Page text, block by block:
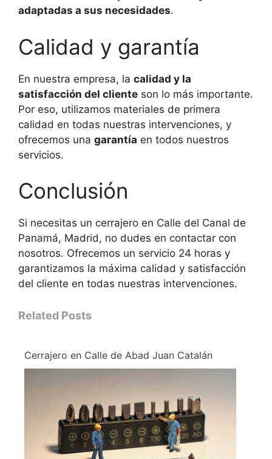
adaptadas a sus necesidades.
Calidad y garantía
En nuestra empresa, la calidad y la
satisfacción del cliente son lo más importante.
Por eso, utilizamos materiales de primera
calidad en todas nuestras intervenciones, y
ofrecemos una garantía en todos nuestros
servicios.
Conclusión
Si necesitas un cerrajero en Calle del Canal de
Panamá, Madrid, no dudes en contactar con
nosotros. Ofrecemos un servicio 24 horas y
garantizamos la máxima calidad y satisfacción
del cliente en todas nuestras intervenciones.
Related Posts
Cerrajero en Calle de Abad Juan Catalán